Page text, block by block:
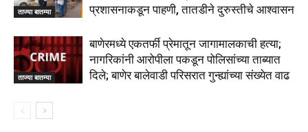
ताज्या बातम्या
प्रशासनाकडून पाहणी, तातडीने दुरुस्तीचे आश्वासन
ताज्या बातम्या
बाणेरमध्ये एकतर्फी प्रेमातून जागामालकाची हत्या;
नागरिकांनी आरोपीला पकडून पोलिसांच्या ताब्यात
दिले; बाणेर बालेवाडी परिसरात गुन्ह्यांच्या संख्येत वाढ